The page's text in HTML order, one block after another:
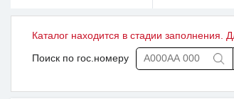
Каталог находится в стадии заполнения.
Поиск по гос.номеру